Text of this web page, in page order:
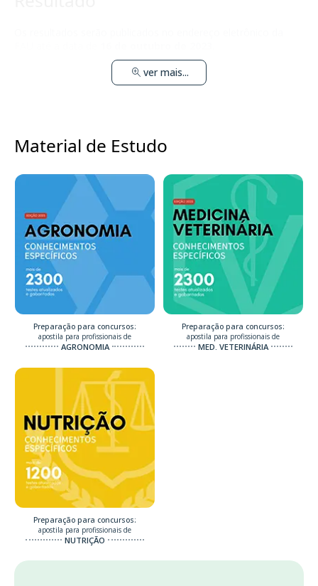
ver mais...
Material de Estudo
Preparação para concursos:
apostila para profissionais de
AGRONOMIA
Preparação para concursos:
apostila para profissionais de
MED. VETERINÁRIA
Preparação para concursos:
apostila para profissionais de
NUTRIÇÃO